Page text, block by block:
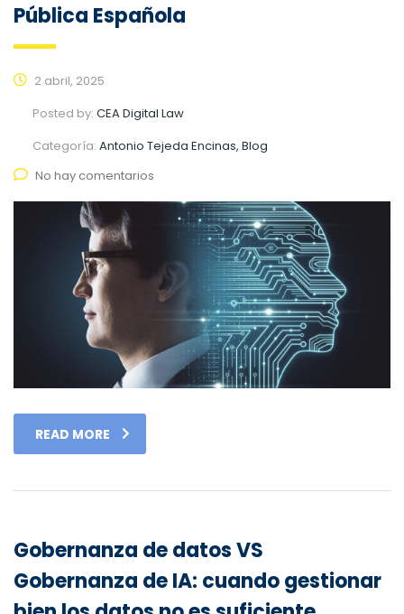
Pública Española
2 abril, 2025
Posted by: CEA Digital Law
Categoría: Antonio Tejeda Encinas, Blog
No hay comentarios
READ MORE
Gobernanza de datos VS
Gobernanza de IA: cuando gestionar